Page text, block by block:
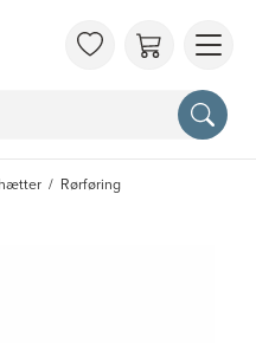
OM
FAQ
Rørføring